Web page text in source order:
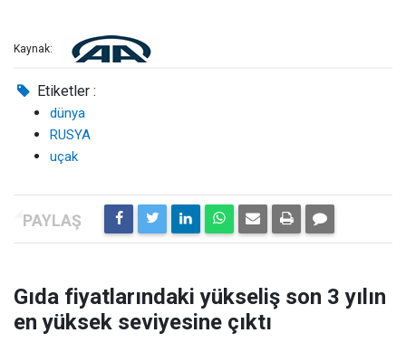
Kaynak:
Etiketler :
dünya
RUSYA
uçak
Gıda fiyatlarındaki yükseliş son 3 yılın
en yüksek seviyesine çıktı